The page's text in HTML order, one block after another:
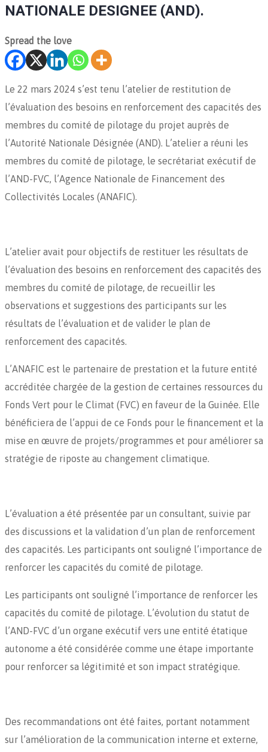
NATIONALE DESIGNEE (AND).
Spread the love
Le 22 mars 2024 s’est tenu l’atelier de restitution de
l’évaluation des besoins en renforcement des capacités des
membres du comité de pilotage du projet auprès de
l’Autorité Nationale Désignée (AND). L’atelier a réuni les
membres du comité de pilotage, le secrétariat exécutif de
l’AND-FVC, l’Agence Nationale de Financement des
Collectivités Locales (ANAFIC).
L’atelier avait pour objectifs de restituer les résultats de
l’évaluation des besoins en renforcement des capacités des
membres du comité de pilotage, de recueillir les
observations et suggestions des participants sur les
résultats de l’évaluation et de valider le plan de
renforcement des capacités.
L’ANAFIC est le partenaire de prestation et la future entité
accréditée chargée de la gestion de certaines ressources du
Fonds Vert pour le Climat (FVC) en faveur de la Guinée. Elle
bénéficiera de l’appui de ce Fonds pour le financement et la
mise en œuvre de projets/programmes et pour améliorer sa
stratégie de riposte au changement climatique.
L’évaluation a été présentée par un consultant, suivie par
des discussions et la validation d’un plan de renforcement
des capacités. Les participants ont souligné l’importance de
renforcer les capacités du comité de pilotage.
Les participants ont souligné l’importance de renforcer les
capacités du comité de pilotage. L’évolution du statut de
l’AND-FVC d’un organe exécutif vers une entité étatique
autonome a été considérée comme une étape importante
pour renforcer sa légitimité et son impact stratégique.
Des recommandations ont été faites, portant notamment
sur l’amélioration de la communication interne et externe,